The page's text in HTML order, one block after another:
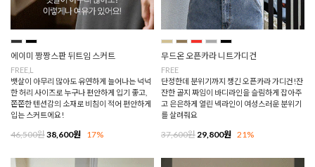
에이미 짱짱스판 뒤트임 스커트
FREE,L
뱃살이 아무리 많아도 유연하게 늘어나는 넉넉
한 허리 사이즈로 누구나 편안하게 입기 좋고,
쫀쫀한 텐션감의 소재로 비침이 적어 편안하게
입는 스커트에요!
46,500원38,600원 17%
무드온 오픈카라 니트가디건
FREE
단정한데 분위기까지 챙긴 오픈카라 가디건!잔
잔한 골지 짜임이 바디라인을 슬림하게 잡아주
고 은은하게 열린 넥라인이 여성스러운 분위기
를 살려줘요
37,600원 29,800원 21%